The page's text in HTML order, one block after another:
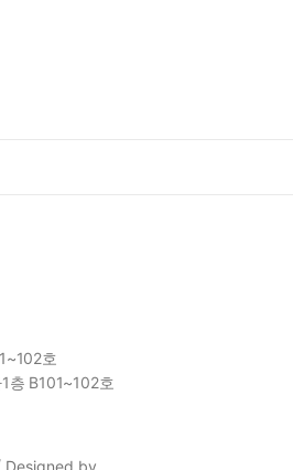
호
층 B101~102호